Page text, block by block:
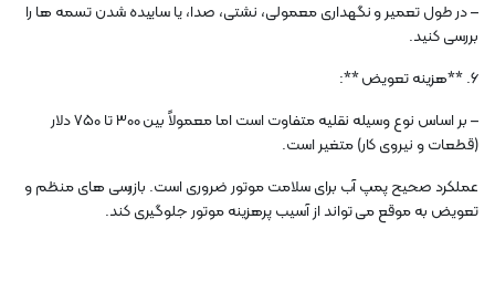
– در طول تعمیر و نگهداری معمولی، نشتی، صدا، یا ساییده شدن تسمه ها را
بررسی کنید.
6. **هزینه تعویض **:
– بر اساس نوع وسیله نقلیه متفاوت است اما معمولاً بین 300 تا 750 دلار
(قطعات و نیروی کار) متغیر است.
عملکرد صحیح پمپ آب برای سلامت موتور ضروری است. بازرسی های منظم و
تعویض به موقع می تواند از آسیب پرهزینه موتور جلوگیری کند.